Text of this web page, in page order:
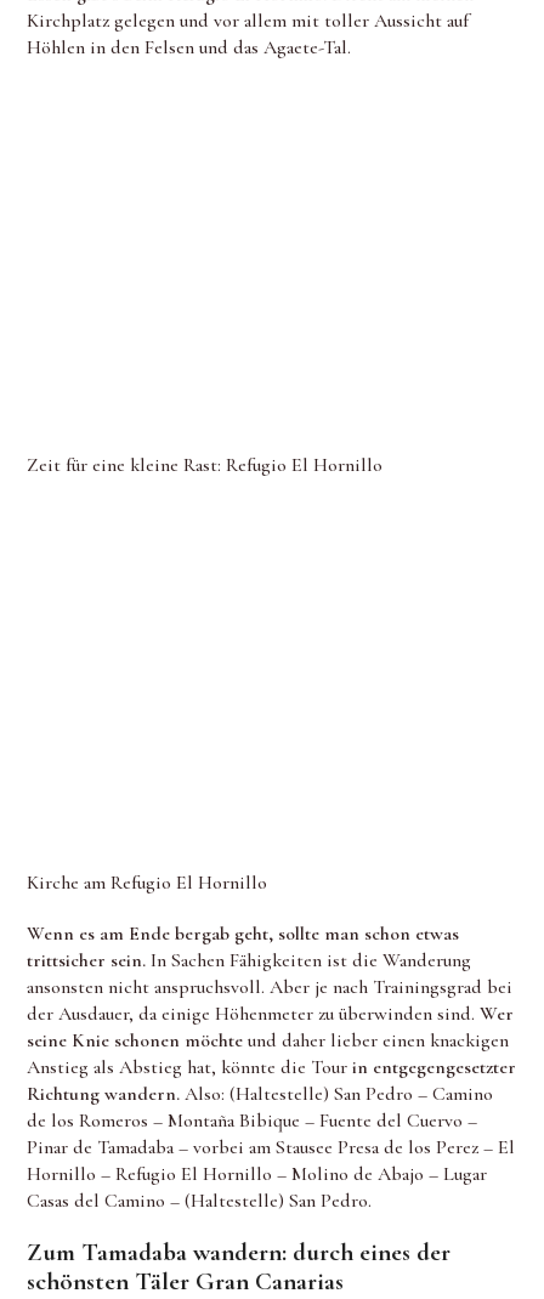
Kirchplatz gelegen und vor allem mit toller Aussicht auf
Höhlen in den Felsen und das Agaete-Tal.
Zeit für eine kleine Rast: Refugio El Hornillo
Kirche am Refugio El Hornillo
Wenn es am Ende bergab geht, sollte man schon etwas
trittsicher sein. In Sachen Fähigkeiten ist die Wanderung
ansonsten nicht anspruchsvoll. Aber je nach Trainingsgrad bei
der Ausdauer, da einige Höhenmeter zu überwinden sind.Wer
seine Knie schonen möchte und daher lieber einen knackigen
Anstieg als Abstieg hat, könnte die Tour in entgegengesetzter
Richtung wandern. Also: (Haltestelle) San Pedro – Camino
de los Romeros – Montaña Bibique – Fuente del Cuervo –
Pinar de Tamadaba – vorbei am Stausee Presa de los Perez – El
Hornillo – Refugio El Hornillo – Molino de Abajo – Lugar
Casas del Camino – (Haltestelle) San Pedro.
Zum Tamadaba wandern: durch eines der
schönsten Täler Gran Canarias